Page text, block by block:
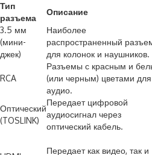
Тип
разъема
Описание
3.5 мм
(мини-
джек)
Наиболее
распространенный
для колонок и наушников.
RCA
Разъемы с красным и
(или черным) цветами для
аудио.
Оптический
(TOSLINK)
Передает цифровой
аудиосигнал через
оптический кабель.
Передает как видео, так и